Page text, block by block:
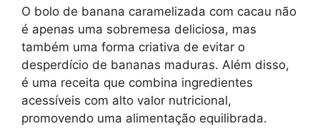
O bolo de banana caramelizada com cacau não
é apenas uma sobremesa deliciosa, mas
também uma forma criativa de evitar o
desperdício de bananas maduras. Além disso,
é uma receita que combina ingredientes
acessíveis com alto valor nutricional,
promovendo uma alimentação equilibrada.